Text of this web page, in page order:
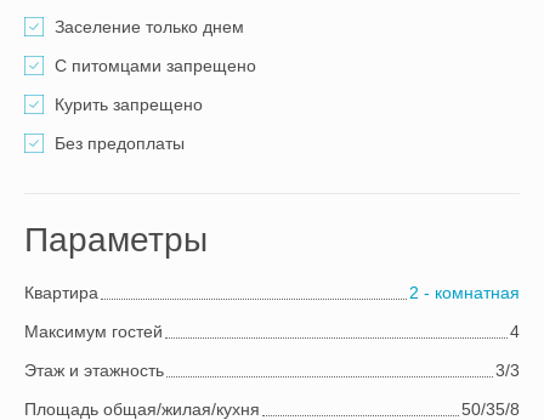
Заселение только днем
С питомцами запрещено
Курить запрещено
Без предоплаты
Параметры
Квартира
2 - комнатная
Максимум гостей
4
Этаж и этажность
3/3
Площадь общая/жилая/кухня
50/35/8